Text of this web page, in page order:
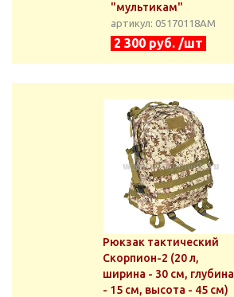
"мультикам"
артикул: 05170118АМ
2 300 руб. /шт
Рюкзак тактический
Скорпион-2 (20 л,
ширина - 30 см, глубина
- 15 см, высота - 45 см)